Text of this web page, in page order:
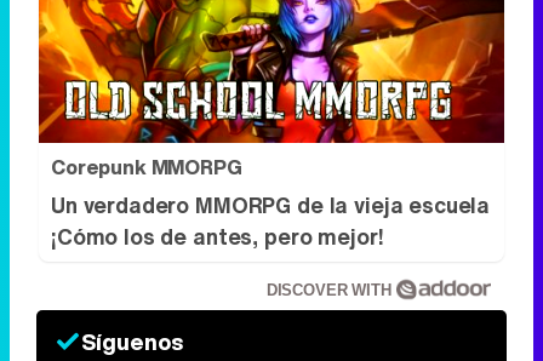
Corepunk MMORPG
Un verdadero MMORPG de la vieja escuela
¡Cómo los de antes, pero mejor!
DISCOVER WITH
Síguenos